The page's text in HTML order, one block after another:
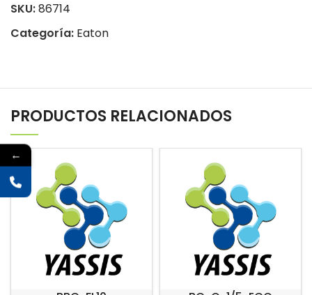
SKU:86714
Categoría: Eaton
PRODUCTOS RELACIONADOS
←